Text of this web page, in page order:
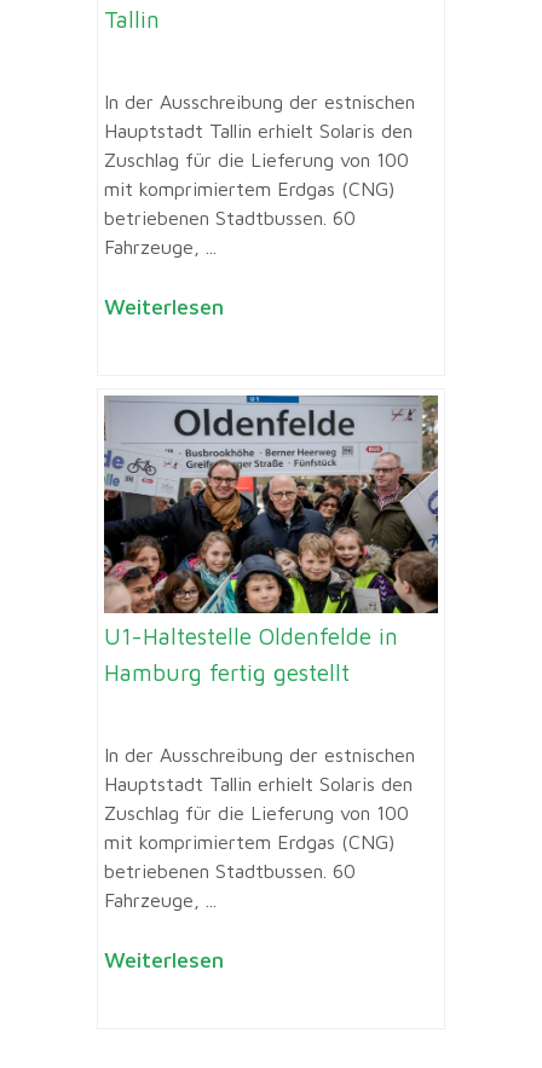
Tallin
In der Ausschreibung der estnischen
Hauptstadt Tallin erhielt Solaris den
Zuschlag für die Lieferung von 100
mit komprimiertem Erdgas (CNG)
betriebenen Stadtbussen. 60
Fahrzeuge, ...
Weiterlesen
U1-Haltestelle Oldenfelde in
Hamburg fertig gestellt
In der Ausschreibung der estnischen
Hauptstadt Tallin erhielt Solaris den
Zuschlag für die Lieferung von 100
mit komprimiertem Erdgas (CNG)
betriebenen Stadtbussen. 60
Fahrzeuge, ...
Weiterlesen